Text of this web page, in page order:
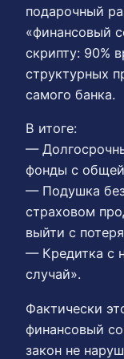
подарочный
«финансовый
скрипту: 90%
структурных
самого банка.
В итоге:
—
фонды с общей
— Подушка
страховом
выйти с
— Кредитка с
случай».
Фактически
финансовый
закон не